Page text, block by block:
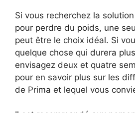
Si vous recherchez la
pour perdre du poids, une
peut être le choix idéal. Si
quelque chose qui durera
envisagez deux et quatre
pour en savoir plus sur les
de Prima et lequel vous